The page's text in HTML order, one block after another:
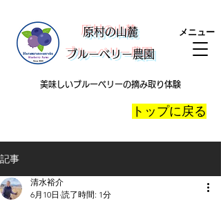
​原村の山麓
ブルーベリー農園
メニュー
美味しいブルーベリーの摘み取り体験
​トップに戻る
記事
清水裕介
6月10日 読了時間: 1分